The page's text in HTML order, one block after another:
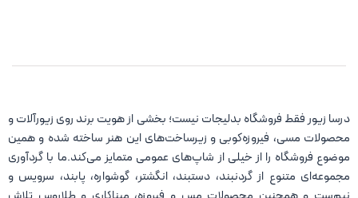
درسا زیور فقط فروشگاه بدلیجات نیست؛ بخشی از هویت برند روی زیورآلات و
محصولات مسی، فیروزه‌کوبی و زیرساخت‌های این هنر ساخته شده و همین
موضوع فروشگاه را از خیلی از شاپ‌های عمومی متمایز می‌کند.ما با گردآوری
مجموعه‌ای متنوع از گردنبند، دستبند، انگشتر، گوشواره، پابند، سرویس و